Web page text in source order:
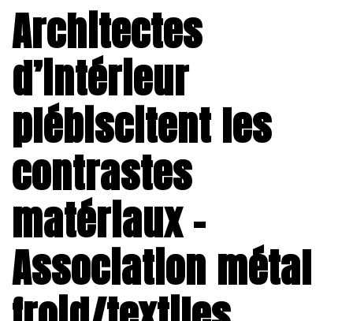
Architectes
d’intérieur
plébiscitent les
contrastes
matériaux –
Association métal